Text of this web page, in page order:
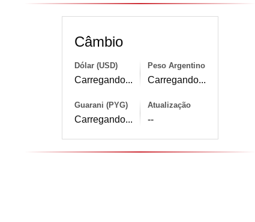
Câmbio
Dólar (USD)
Carregando...
Peso Argentino
Carregando...
Guarani (PYG)
Carregando...
Atualização
--